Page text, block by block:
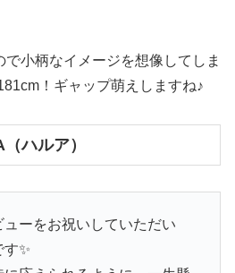
小柄なイメージを想像してしま
！ギャップ萌えしますね♪
ハルア）
ーをお祝いしていただい
✨️